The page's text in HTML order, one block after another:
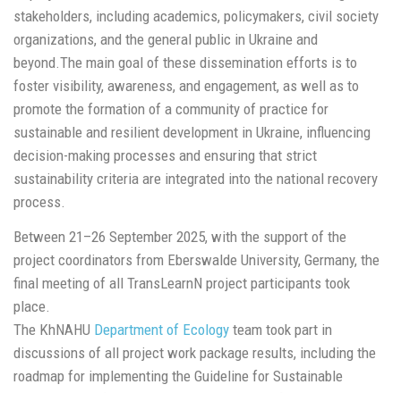
stakeholders, including academics, policymakers, civil society
organizations, and the general public in Ukraine and
beyond.The main goal of these dissemination efforts is to
foster visibility, awareness, and engagement, as well as to
promote the formation of a community of practice for
sustainable and resilient development in Ukraine, influencing
decision-making processes and ensuring that strict
sustainability criteria are integrated into the national recovery
process.
Between 21–26 September 2025, with the support of the
project coordinators from Eberswalde University, Germany, the
final meeting of all TransLearnN project participants took
place.
The KhNAHU Department of Ecology team took part in
discussions of all project work package results, including the
roadmap for implementing the Guideline for Sustainable